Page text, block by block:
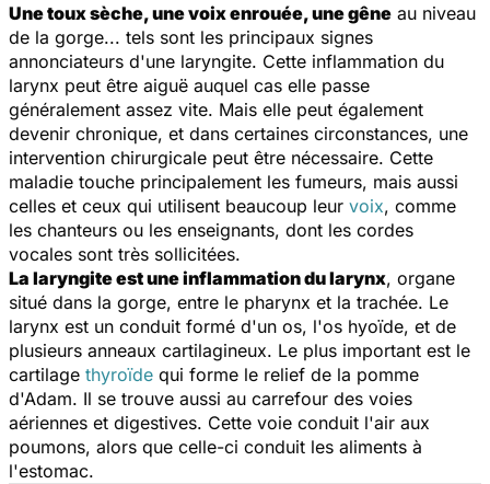
Une toux sèche, une voix enrouée, une gêne au niveau
de la gorge... tels sont les principaux signes
annonciateurs d'une laryngite. Cette inflammation du
larynx peut être aiguë auquel cas elle passe
généralement assez vite. Mais elle peut également
devenir chronique, et dans certaines circonstances, une
intervention chirurgicale peut être nécessaire. Cette
maladie touche principalement les fumeurs, mais aussi
celles et ceux qui utilisent beaucoup leur voix, comme
les chanteurs ou les enseignants, dont les cordes
vocales sont très sollicitées.
La laryngite est une inflammation du larynx, organe
situé dans la gorge, entre le pharynx et la trachée. Le
larynx est un conduit formé d'un os, l'os hyoïde, et de
plusieurs anneaux cartilagineux. Le plus important est le
cartilage thyroïde qui forme le relief de la pomme
d'Adam. Il se trouve aussi au carrefour des voies
aériennes et digestives. Cette voie conduit l'air aux
poumons, alors que celle-ci conduit les aliments à
l'estomac.